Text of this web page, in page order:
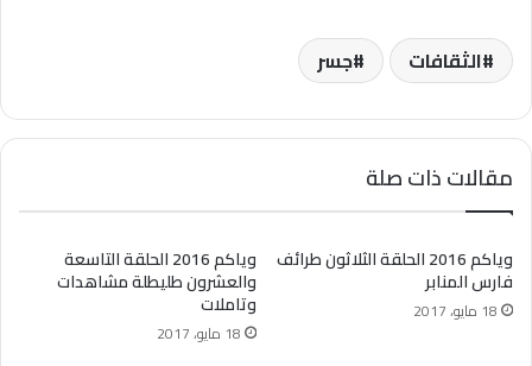
الثقافات جسر
مقالات ذات صلة
وياكم 2016 الحلقة الثلاثون طرائف
فارس المنابر
18 مايو، 2017
وياكم 2016 الحلقة التاسعة
والعشرون طليطلة مشاهدات
وتاملات
18 مايو، 2017